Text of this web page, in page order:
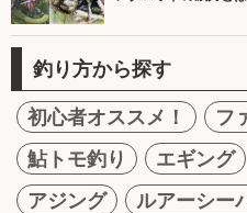
釣り方から探す
初心者オススメ！
フ
鮎トモ釣り
エギング
アジング
ルアーシー